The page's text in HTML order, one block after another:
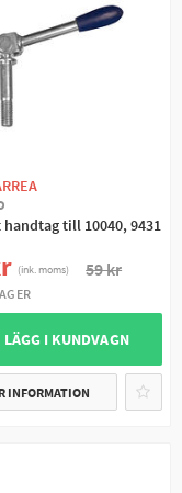
till 10040, 9431
(ink. moms) 59 kr
I KUNDVAGN
INFORMATION